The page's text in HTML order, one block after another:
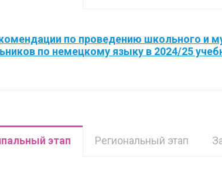
по проведению школьного и
по немецкому языку в 2024/25
этап Региональный этап